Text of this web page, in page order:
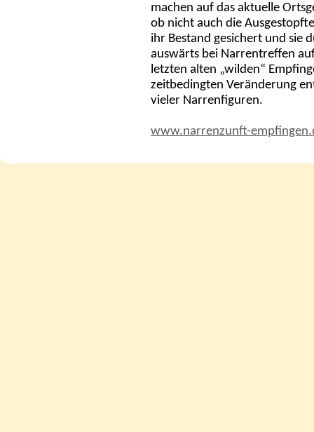
machen auf das aktuelle
ob nicht auch die
ihr Bestand gesichert und sie
auswärts bei Narrentreffen
letzten alten „wilden“
zeitbedingten Veränderung
vieler Narrenfiguren.
www.narrenzunft-